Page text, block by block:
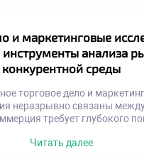
компаний. Аналитика
менеджеров.
метриках поведения
и маркетинговые
анализа
конкурентной среды
торговое дело и
неразрывно связаны между
требует глубокого
в хаотичный процесс.
Читать далее